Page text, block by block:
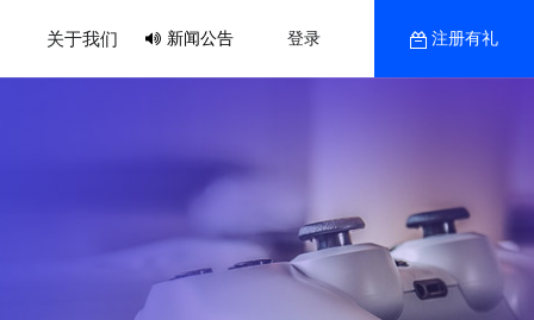
关于我们 新闻公告 登录 注册有礼